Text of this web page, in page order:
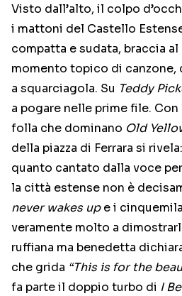
Visto dall’alto, il colpo
i mattoni del Castello
compatta e sudata, braccia
momento topico di canzone,
a squarciagola. Su Teddy
a pogare nelle prime file.
folla che dominano Old
della piazza di Ferrara si
quanto cantato dalla voce
la città estense non è
never wakes upe i
veramente molto a
ruffiana ma benedetta
che grida “This is for the
fa parte il doppio turbo di I